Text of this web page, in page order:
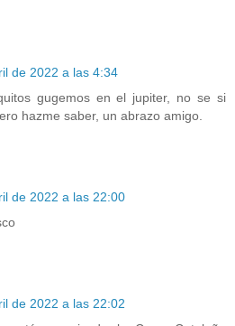
de 2022 a las 4:34
gugemos en el jupiter, no se si
hazme saber, un abrazo amigo.
de 2022 a las 22:00
de 2022 a las 22:02